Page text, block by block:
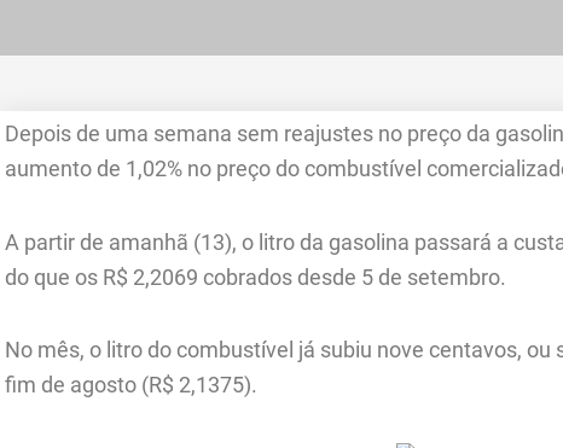
Depois de uma semana sem reajustes no preço da
aumento de 1,02% no preço do combustível
A partir de amanhã (13), o litro da gasolina passará a
do que os R$ 2,2069 cobrados desde 5 de setembro.
No mês, o litro do combustível já subiu nove centavos, ou
fim de agosto (R$ 2,1375).